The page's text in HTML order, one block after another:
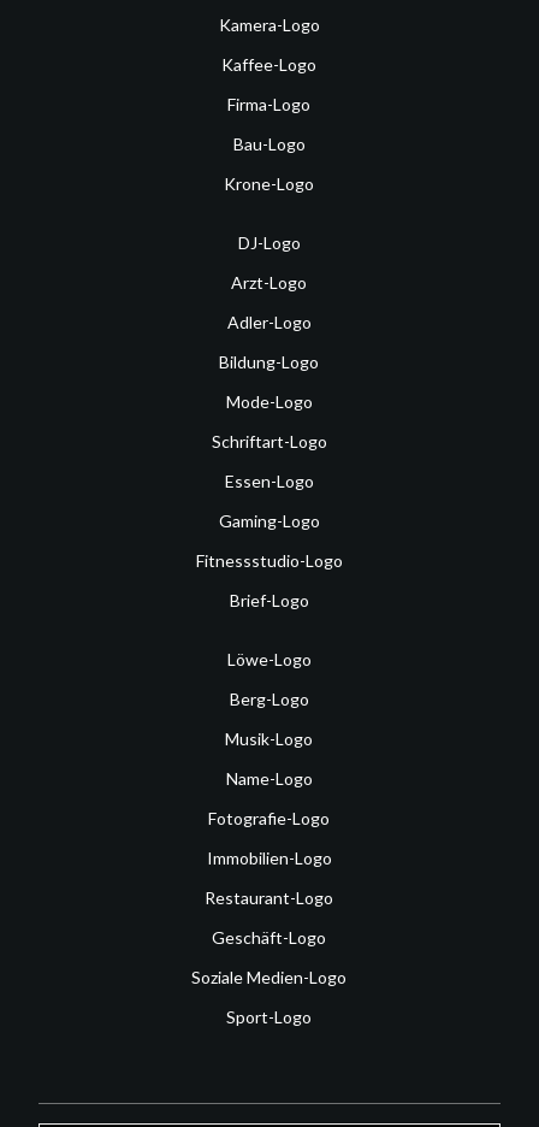
Kamera-Logo
Kaffee-Logo
Firma-Logo
Bau-Logo
Krone-Logo
DJ-Logo
Arzt-Logo
Adler-Logo
Bildung-Logo
Mode-Logo
Schriftart-Logo
Essen-Logo
Gaming-Logo
Fitnessstudio-Logo
Brief-Logo
Löwe-Logo
Berg-Logo
Musik-Logo
Name-Logo
Fotografie-Logo
Immobilien-Logo
Restaurant-Logo
Geschäft-Logo
Soziale Medien-Logo
Sport-Logo